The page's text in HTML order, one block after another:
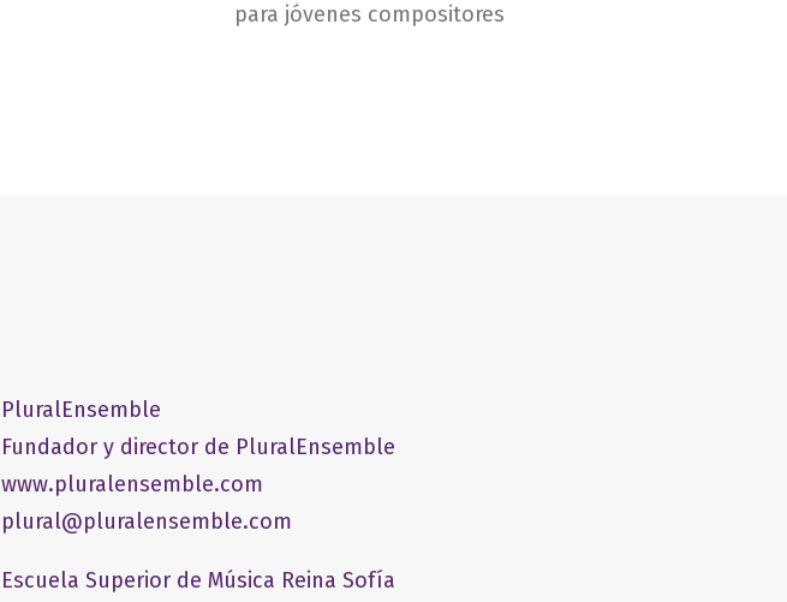
para jóvenes compositores
PluralEnsemble
Fundador y director de PluralEnsemble
www.pluralensemble.com
plural@pluralensemble.com
Escuela Superior de Música Reina Sofía